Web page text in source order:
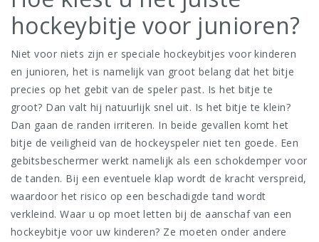
hockeybitje voor junioren?
Niet voor niets zijn er speciale hockeybitjes voor kinderen
en junioren, het is namelijk van groot belang dat het bitje
precies op het gebit van de speler past. Is het bitje te
groot? Dan valt hij natuurlijk snel uit. Is het bitje te klein?
Dan gaan de randen irriteren. In beide gevallen komt het
bitje de veiligheid van de hockeyspeler niet ten goede. Een
gebitsbeschermer werkt namelijk als een schokdemper voor
de tanden. Bij een eventuele klap wordt de kracht verspreid,
waardoor het risico op een beschadigde tand wordt
verkleind. Waar u op moet letten bij de aanschaf van een
hockeybitje voor uw kinderen? Ze moeten onder andere